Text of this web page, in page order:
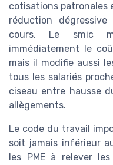
cotisations patronales
réduction dégressive
cours. Le smic
immédiatement le
mais il modifie aussi
tous les salariés
ciseau entre hausse
allègements.
Le code du travail
soit jamais inférieur
les PME à relever